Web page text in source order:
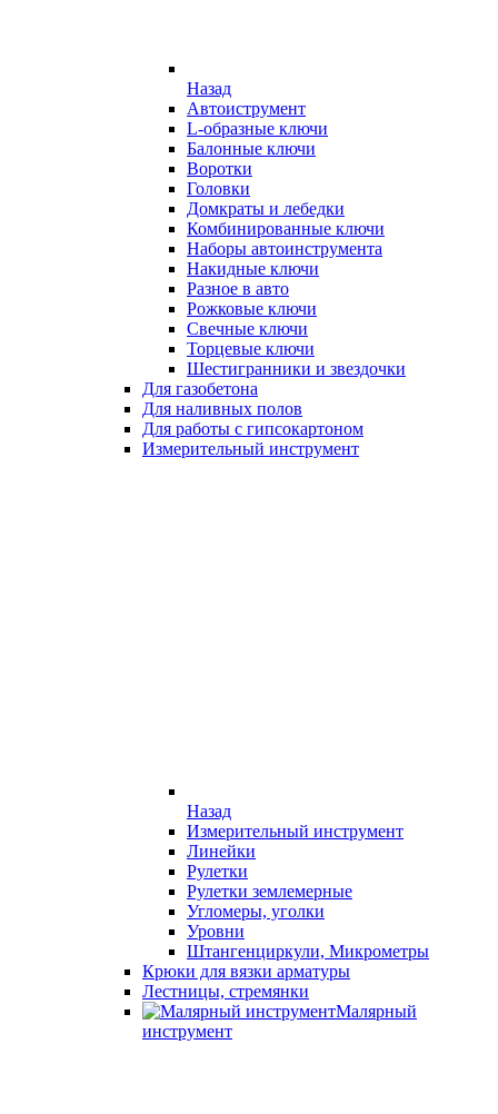
Назад
Автоиструмент
L-образные ключи
Балонные ключи
Воротки
Головки
Домкраты и лебедки
Комбинированные ключи
Наборы автоинструмента
Накидные ключи
Разное в авто
Рожковые ключи
Свечные ключи
Торцевые ключи
Шестигранники и звездочки
Для газобетона
Для наливных полов
Для работы с гипсокартоном
Измерительный инструмент
Назад
Измерительный инструмент
Линейки
Рулетки
Рулетки землемерные
Угломеры, уголки
Уровни
Штангенциркули, Микрометры
Крюки для вязки арматуры
Лестницы, стремянки
Малярный
инструмент